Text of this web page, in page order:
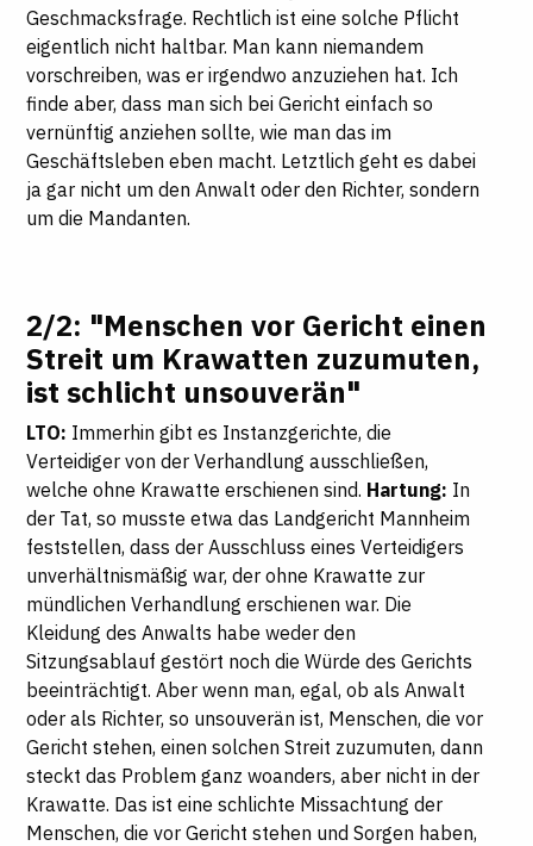
Geschmacksfrage. Rechtlichist eine solche Pflicht
eigentlich nicht haltbar. Man kann niemandem
vorschreiben, was er irgendwo anzuziehen hat. Ich
finde aber, dass man sich bei Gericht einfach so
vernünftig anziehen sollte, wie man das im
Geschäftsleben eben macht. Letztlich geht es dabei
ja gar nicht um den Anwalt oder den Richter, sondern
um die Mandanten.
2/2: "Menschen vor Gericht einen
Streit um Krawatten zuzumuten,
ist schlicht unsouverän"
LTO: Immerhin gibt es Instanzgerichte, die
Verteidiger von der Verhandlung ausschließen,
welche ohne Krawatte erschienen sind. Hartung: In
der Tat, so musste etwa das Landgericht Mannheim
feststellen, dass der Ausschluss eines Verteidigers
unverhältnismäßig war, der ohne Krawatte zur
mündlichen Verhandlung erschienen war. Die
Kleidung des Anwalts habe weder den
Sitzungsablauf gestört noch die Würde des Gerichts
beeinträchtigt. Aber wenn man, egal, ob als Anwalt
oder als Richter, so unsouverän ist, Menschen, die vor
Gericht stehen, einen solchen Streit zuzumuten, dann
steckt das Problem ganz woanders, aber nicht in der
Krawatte. Das ist eine schlichte Missachtung der
Menschen, die vor Gericht stehen und Sorgen haben,